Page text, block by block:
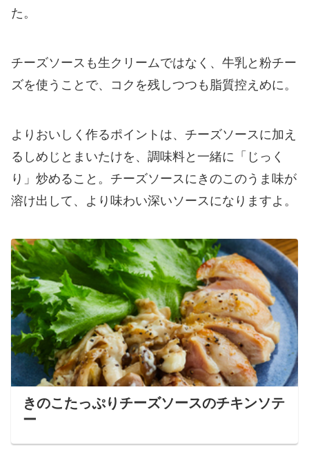
た。
チーズソースも生クリームではなく、牛乳と粉チー
ズを使うことで、コクを残しつつも脂質控えめに。
よりおいしく作るポイントは、チーズソースに加え
るしめじとまいたけを、調味料と一緒に「じっく
り」炒めること。チーズソースにきのこのうま味が
溶け出して、より味わい深いソースになりますよ。
きのこたっぷりチーズソースのチキンソテ
ー